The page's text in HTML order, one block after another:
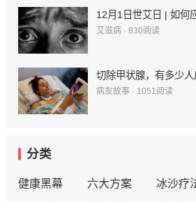
12月1日世艾日 | 如何
艾滋病· 830阅读
切除甲状腺，有多少人
病友故事· 1051阅读
分类
健康黑幕 六大方案 冰沙疗